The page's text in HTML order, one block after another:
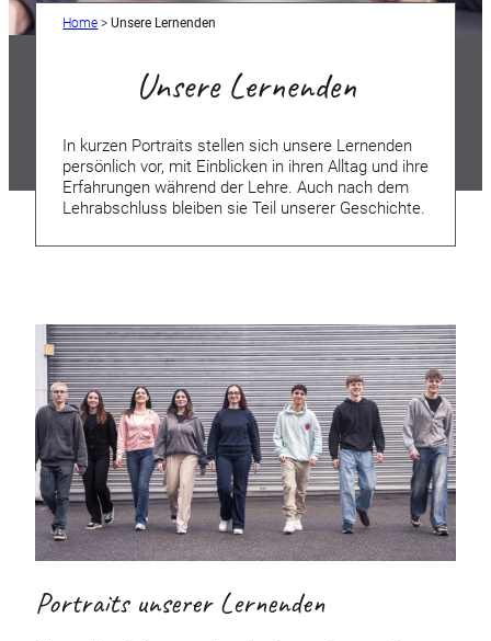
Home >Unsere Lernenden
Unsere Lernenden
In kurzen Portraits stellen sich unsere Lernenden
persönlich vor, mit Einblicken in ihren Alltag und ihre
Erfahrungen während der Lehre. Auch nach dem
Lehrabschluss bleiben sie Teil unserer Geschichte.
Portraits unserer Lernenden